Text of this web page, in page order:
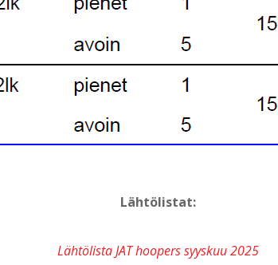
Lähtölistat:
Lähtölista JAT hoopers syyskuu 2025